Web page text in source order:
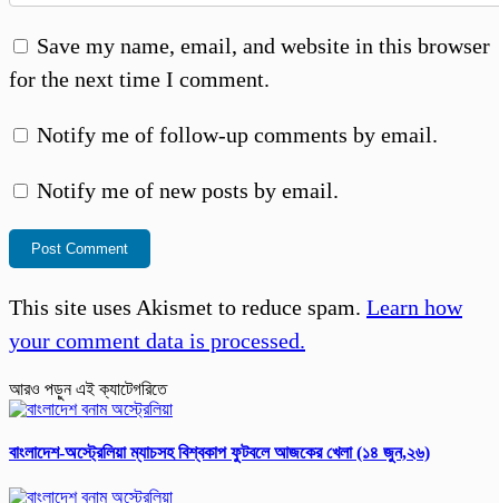
Save my name, email, and website in this browser
for the next time I comment.
Notify me of follow-up comments by email.
Notify me of new posts by email.
This site uses Akismet to reduce spam. Learn how
your comment data is processed.
আরও পড়ুন এই ক্যাটেগরিতে
বাংলাদেশ-অস্ট্রেলিয়া ম্যাচসহ বিশ্ব‌কাপ ফুটবলে আজকের খেলা (১৪ জুন,২৬)